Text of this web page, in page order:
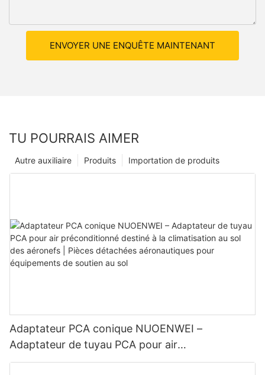
ENVOYER UNE ENQUÊTE MAINTENANT
TU POURRAIS AIMER
Importation de produits
Produits
Autre auxiliaire
Adaptateur PCA conique NUOENWEI –
Adaptateur de tuyau PCA pour air
préconditionné destiné à la climatisation au sol